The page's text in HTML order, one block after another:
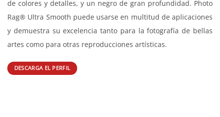
lisura pensado para impresiones de gran calidad inkjet para
bellas artes. El papel artístico de algodón blanco cuenta con
una superficie muy finamente texturizada y discreta,
convence por su sensación al tacto de especial suavidad. El
recubrimiento premium mate inkjet garantiza resultados de
impresión extraordinarios con una impactante reproducción